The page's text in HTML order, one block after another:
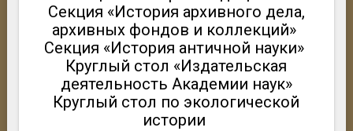
Секция «История архивного дела,
архивных фондов и коллекций»
Секция «История античной науки»
Круглый стол «Издательская
деятельность Академии наук»
Круглый стол по экологической
истории